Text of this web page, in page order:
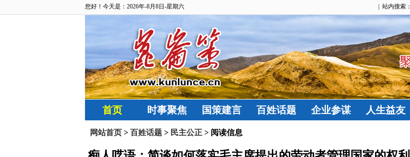
您好！今天是：2026年-8月8日-星期六 | 站内搜索：
首页 时事聚焦 国策建言 百姓话题 企业参谋 人生益友
网站首页 > 百姓话题 > 民主公正 > 阅读信息